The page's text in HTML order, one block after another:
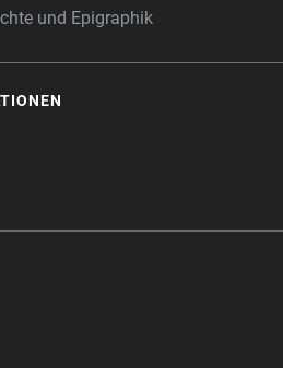
und Epigraphik